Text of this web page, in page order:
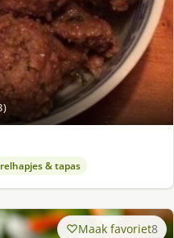
& tapas
Maak favoriet8